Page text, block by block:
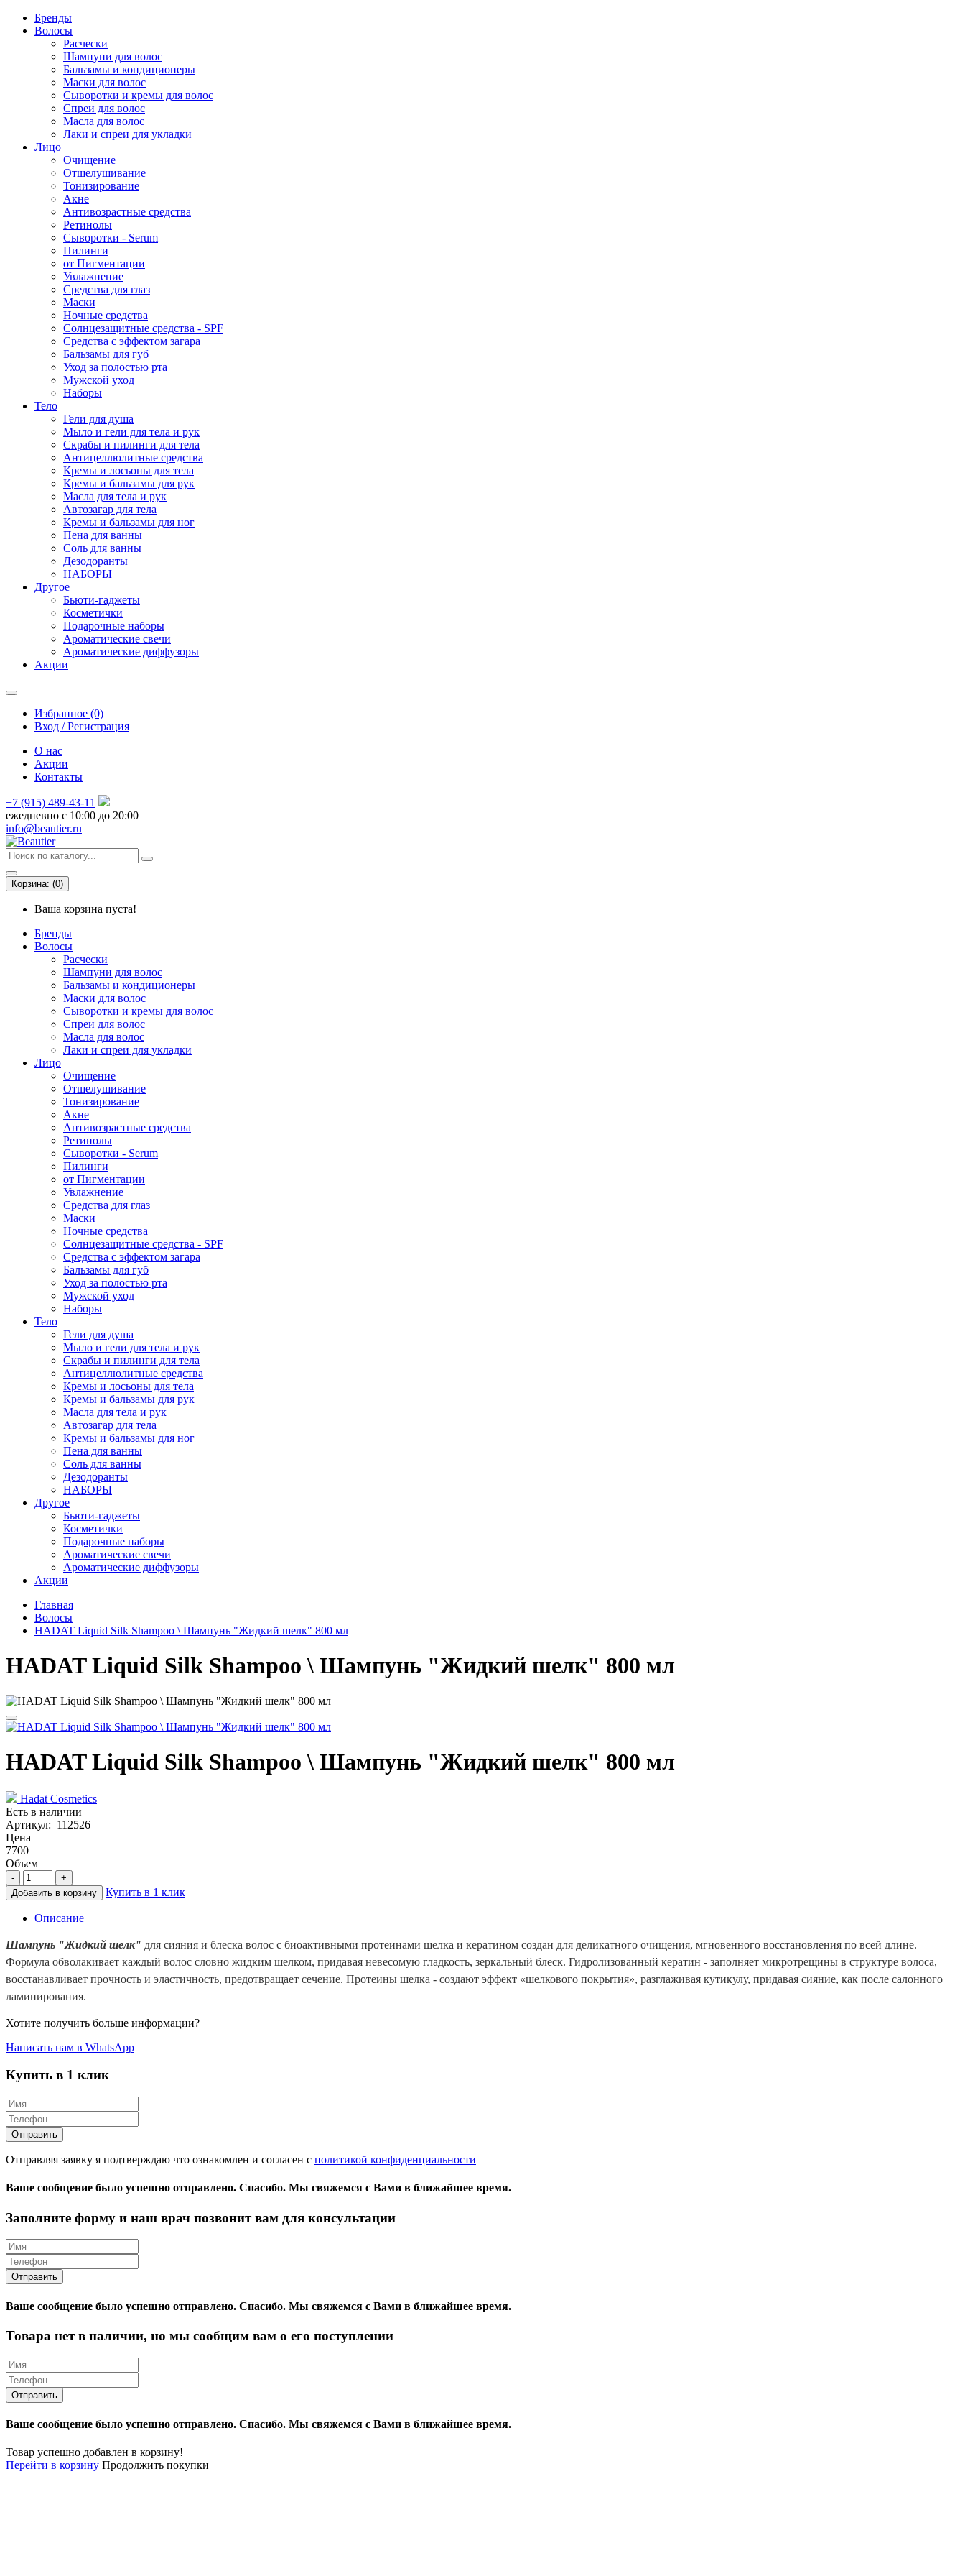
Бренды
Волосы
Расчески
Шампуни для волос
Бальзамы и кондиционеры
Маски для волос
Сыворотки и кремы для волос
Спреи для волос
Масла для волос
Лаки и спреи для укладки
Лицо
Очищение
Отшелушивание
Тонизирование
Акне
Антивозрастные средства
Ретинолы
Сыворотки - Serum
Пилинги
от Пигментации
Увлажнение
Средства для глаз
Маски
Ночные средства
Солнцезащитные средства - SPF
Средства c эффектом загара
Бальзамы для губ
Уход за полостью рта
Мужской уход
Наборы
Тело
Гели для душа
Мыло и гели для тела и рук
Скрабы и пилинги для тела
Антицеллюлитные средства
Кремы и лосьоны для тела
Кремы и бальзамы для рук
Масла для тела и рук
Автозагар для тела
Кремы и бальзамы для ног
Пена для ванны
Соль для ванны
Дезодоранты
НАБОРЫ
Другое
Бьюти-гаджеты
Косметички
Подарочные наборы
Ароматические свечи
Ароматические диффузоры
Акции
Избранное (0)
Вход / Регистрация
О нас
Акции
Контакты
+7 (915) 489-43-11
ежедневно с 10:00 до 20:00
info@beautier.ru
Корзина: (0)
Ваша корзина пуста!
Бренды
Волосы
Расчески
Шампуни для волос
Бальзамы и кондиционеры
Маски для волос
Сыворотки и кремы для волос
Спреи для волос
Масла для волос
Лаки и спреи для укладки
Лицо
Очищение
Отшелушивание
Тонизирование
Акне
Антивозрастные средства
Ретинолы
Сыворотки - Serum
Пилинги
от Пигментации
Увлажнение
Средства для глаз
Маски
Ночные средства
Солнцезащитные средства - SPF
Средства c эффектом загара
Бальзамы для губ
Уход за полостью рта
Мужской уход
Наборы
Тело
Гели для душа
Мыло и гели для тела и рук
Скрабы и пилинги для тела
Антицеллюлитные средства
Кремы и лосьоны для тела
Кремы и бальзамы для рук
Масла для тела и рук
Автозагар для тела
Кремы и бальзамы для ног
Пена для ванны
Соль для ванны
Дезодоранты
НАБОРЫ
Другое
Бьюти-гаджеты
Косметички
Подарочные наборы
Ароматические свечи
Ароматические диффузоры
Акции
Главная
Волосы
HADAT Liquid Silk Shampoo \ Шампунь "Жидкий шелк" 800 мл
HADAT Liquid Silk Shampoo \ Шампунь "Жидкий шелк" 800 мл
HADAT Liquid Silk Shampoo \ Шампунь "Жидкий шелк" 800 мл
Hadat Cosmetics
Есть в наличии
Артикул: 112526
Цена
7700
Объем
-
+
Добавить в корзину
Купить в 1 клик
Описание
Шампунь "Жидкий шелк" для сияния и блеска волос с биоактивными протеинами шелка и кератином создан для деликатного очищения, мгновенного восстановления по всей длине.
Формула обволакивает каждый волос словно жидким шелком, придавая невесомую гладкость, зеркальный блеск. Гидролизованный кератин - заполняет микротрещины в структуре волоса,
восстанавливает прочность и эластичность, предотвращает сечение. Протеины шелка - создают эффект «шелкового покрытия», разглаживая кутикулу, придавая сияние, как после салонного
ламинирования.
Хотите получить больше информации?
Написать нам в WhatsApp
Купить в 1 клик
Отправляя заявку я подтверждаю что ознакомлен и согласен с политикой конфиденциальности
Ваше сообщение было успешно отправлено. Спасибо. Mы свяжемся с Вами в ближайшее время.
Заполните форму и наш врач позвонит вам для консультации
Ваше сообщение было успешно отправлено. Спасибо. Mы свяжемся с Вами в ближайшее время.
Товара нет в наличии, но мы сообщим вам о его поступлении
Ваше сообщение было успешно отправлено. Спасибо. Mы свяжемся с Вами в ближайшее время.
Товар успешно добавлен в корзину!
Перейти в корзину Продолжить покупки